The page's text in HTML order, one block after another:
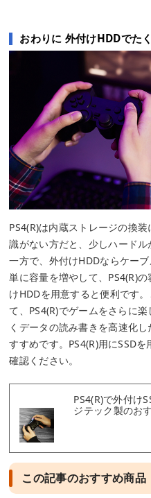
おわりに 外付けHDDでた
PS4(R)は内蔵ストレージの換
識がない方だと、少しハードル
一方で、外付けHDDならケー
単に容量を増やして、PS4(R)
けHDDを用意すると便利です
て、PS4(R)でゲームをさらに
くデータの読み書きを高速化
すすめです。PS4(R)用にSSD
確認ください。
PS4(R)で外付け
ジテック製のお
この記事のおすすめ商品